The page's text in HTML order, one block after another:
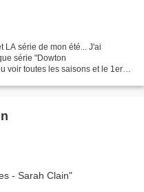
LA série de mon été... J'ai
série "Dowton
voir toutes les saisons et le 1er